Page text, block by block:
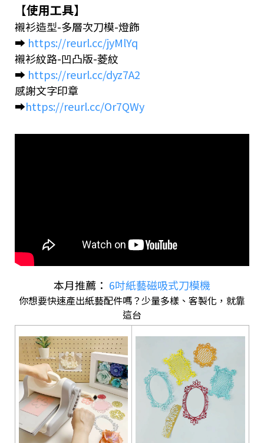
【使用工具】
襯衫造型-多層次刀模-燈飾
➡️ https://reurl.cc/jyMlYq
襯衫紋路-凹凸版-菱紋
➡️ https://reurl.cc/dyz7A2
感謝文字印章
➡️https://reurl.cc/Or7QWy
本月推薦： 6吋紙藝磁吸式刀模機
你想要快速產出紙藝配件嗎？少量多樣、客製化，就靠
這台